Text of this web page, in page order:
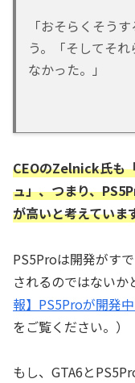
「おそらくそう
う。「そしてそ
なかった。」
CEOのZelnick氏も
ュ」、つまり、
が高いと考えていま
PS5Proは開発がす
されるのではないか
報】PS5Proが開発
をご覧ください。）
もし、GTA6と